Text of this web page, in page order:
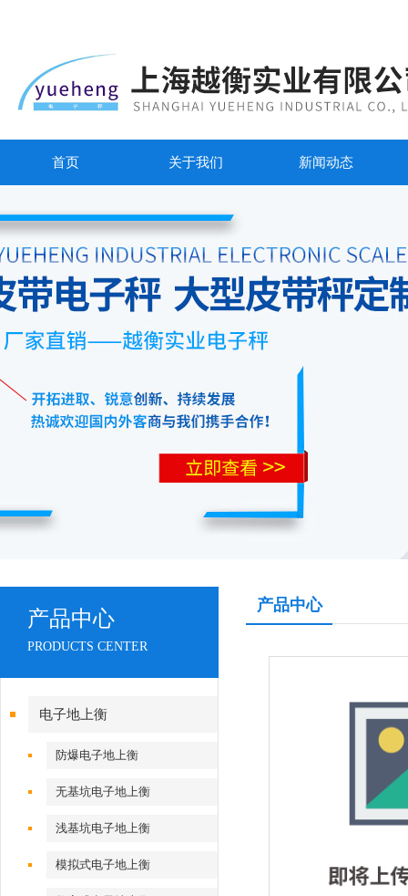
首页 关于我们 新闻动态
产品中心
PRODUCTS CENTER
电子地上衡
防爆电子地上衡
无基坑电子地上衡
浅基坑电子地上衡
模拟式电子地上衡
产品中心